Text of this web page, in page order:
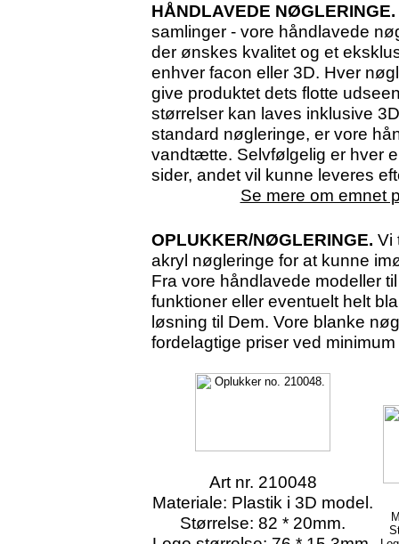
HÅNDLAVEDE NØGLERINGE.
samlinger - vore håndlavede
der ønskes kvalitet og et
enhver facon eller 3D. Hver
give produktet dets flotte
størrelser kan laves inklusive
standard nøgleringe, er vore
vandtætte. Selvfølgelig er hver
sider, andet vil kunne leveres
Se mere om emnet
OPLUKKER/NØGLERINGE. Vi
akryl nøgleringe for at kunne
Fra vore håndlavede modeller
funktioner eller eventuelt helt
løsning til Dem. Vore blanke
fordelagtige priser ved
Art nr. 210048
Materiale: Plastik i 3D model.
Størrelse: 82 * 20mm.